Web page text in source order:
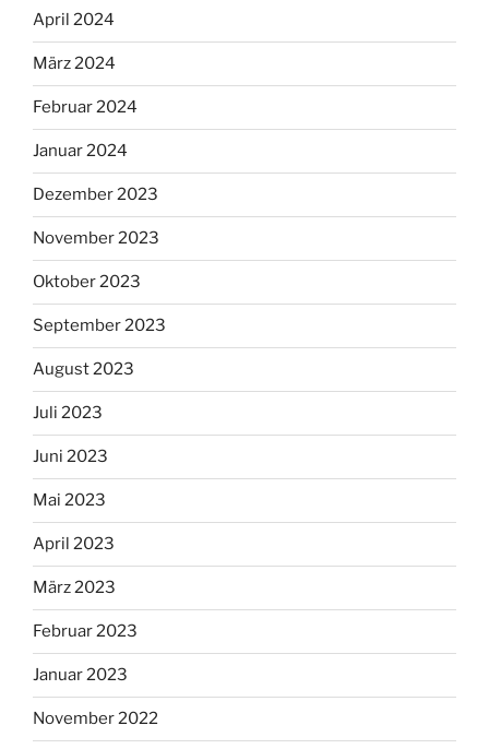
April 2024
März 2024
Februar 2024
Januar 2024
Dezember 2023
November 2023
Oktober 2023
September 2023
August 2023
Juli 2023
Juni 2023
Mai 2023
April 2023
März 2023
Februar 2023
Januar 2023
November 2022